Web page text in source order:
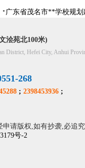
浍苑北100米)
District, Hefei City, Anhui
268
; 2398453936 ;
申请版权,如有抄袭,必追
号-2